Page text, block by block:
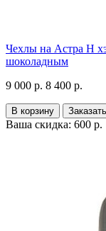
Чехлы на Астра H
шоколадным
9 000 р. 8 400 р.
В корзину Заказать
Ваша скидка: 600 р.